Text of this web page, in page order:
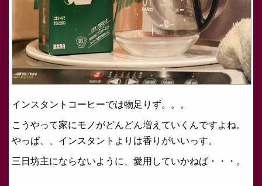
インスタントコーヒーでは物足りず。。。
こうやって家にモノがどんどん増えていくんですよね。
やっぱ、、インスタントよりは香りがいいっす。
三日坊主にならないように、愛用していかねば・・・。